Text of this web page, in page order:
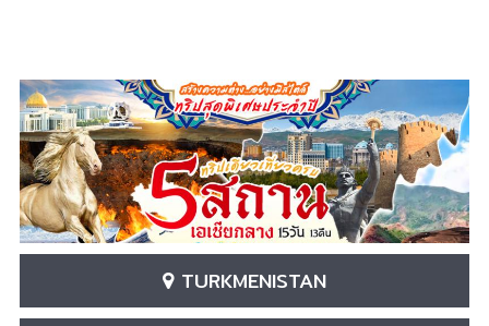
TURKMENISTAN